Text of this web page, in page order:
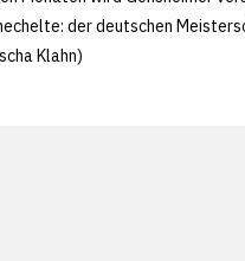
der deutschen
Klahn)